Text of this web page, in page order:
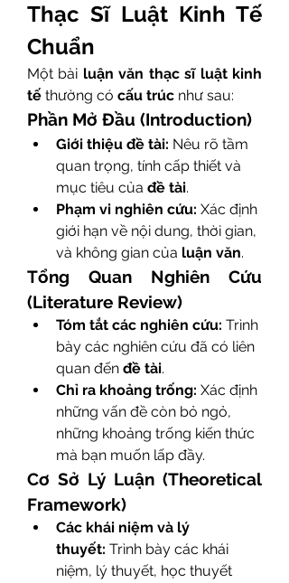
Thạc Sĩ Luật Kinh Tế
Chuẩn
Một bài luận văn thạc sĩ luật kinh
tế thường có cấu trúc như sau:
Phần Mở Đầu (Introduction)
Giới thiệu đề tài: Nêu rõ tầm
quan trọng, tính cấp thiết và
mục tiêu của đề tài.
Phạm vi nghiên cứu: Xác định
giới hạn về nội dung, thời gian,
và không gian của luận văn.
Tổng Quan Nghiên Cứu
(Literature Review)
Tóm tắt các nghiên cứu: Trình
bày các nghiên cứu đã có liên
quan đến đề tài.
Chỉ ra khoảng trống: Xác định
những vấn đề còn bỏ ngỏ,
những khoảng trống kiến thức
mà bạn muốn lấp đầy.
Cơ Sở Lý Luận (Theoretical
Framework)
Các khái niệm và lý
thuyết: Trình bày các khái
niệm, lý thuyết, học thuyết